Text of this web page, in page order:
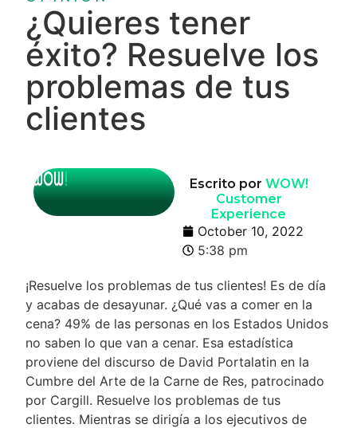
¿Quieres tener
éxito? Resuelve los
problemas de tus
clientes
Escrito por WOW!
Customer
Experience
October 10, 2022
5:38 pm
¡Resuelve los problemas de tus clientes! Es de día
y acabas de desayunar. ¿Qué vas a comer en la
cena? 49% de las personas en los Estados Unidos
no saben lo que van a cenar. Esa estadística
proviene del discurso de David Portalatin en la
Cumbre del Arte de la Carne de Res, patrocinado
por Cargill. Resuelve los problemas de tus
clientes. Mientras se dirigía a los ejecutivos de